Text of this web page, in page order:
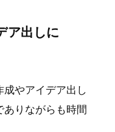
ア出しに
やアイデア出し
りながらも時間